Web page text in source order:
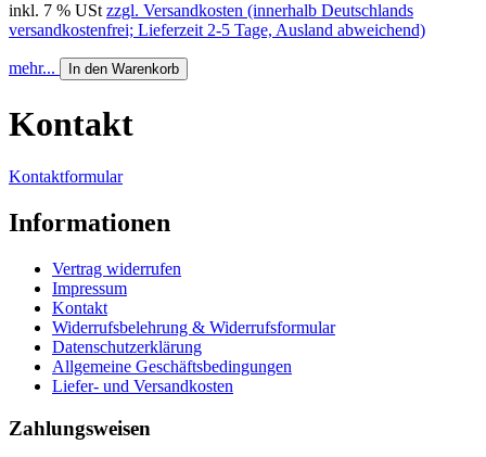
inkl. 7 % USt zzgl. Versandkosten (innerhalb Deutschlands
versandkostenfrei; Lieferzeit 2-5 Tage, Ausland abweichend)
mehr... In den Warenkorb
Kontakt
Kontaktformular
Informationen
Vertrag widerrufen
Impressum
Kontakt
Widerrufsbelehrung & Widerrufsformular
Datenschutzerklärung
Allgemeine Geschäftsbedingungen
Liefer- und Versandkosten
Zahlungsweisen